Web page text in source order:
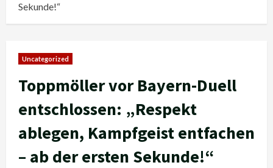
Sekunde!“
Uncategorized
Toppmöller vor Bayern-Duell
entschlossen: „Respekt
ablegen, Kampfgeist entfachen
– ab der ersten Sekunde!“